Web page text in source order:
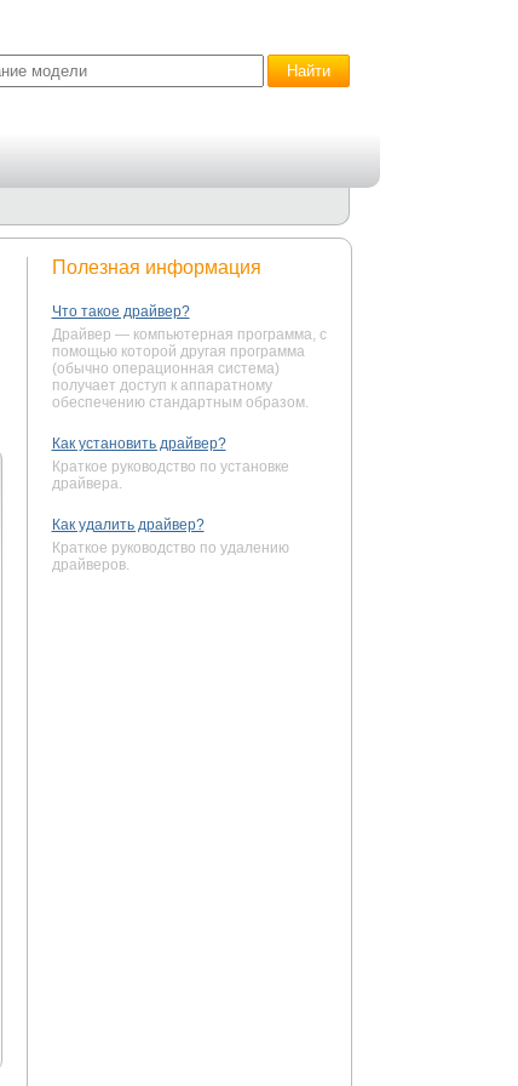
Полезная информация
Что такое драйвер?
Драйвер — компьютерная программа, с
помощью которой другая программа
(обычно операционная система)
получает доступ к аппаратному
обеспечению стандартным образом.
Как установить драйвер?
Краткое руководство по установке
драйвера.
Как удалить драйвер?
Краткое руководство по удалению
драйверов.